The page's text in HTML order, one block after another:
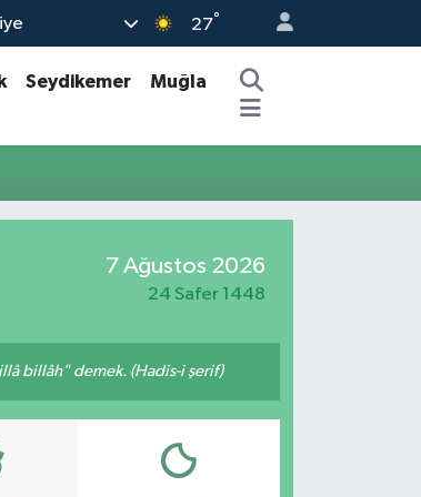
27°
Seydikemer
Muğla
7 Ağustos 2026
24 Safer 1448
billâh" demek. (Hadis-i şerif)